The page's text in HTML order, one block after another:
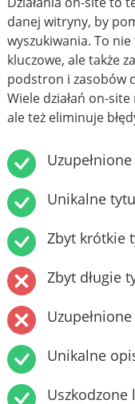
danej witryny, by
wyszukiwania. To
kluczowe, ale także
podstron i zasobów
Wiele działań on-
ale też eliminuje
Unikalne
Zbyt krótkie
Zbyt długie
Unikalne